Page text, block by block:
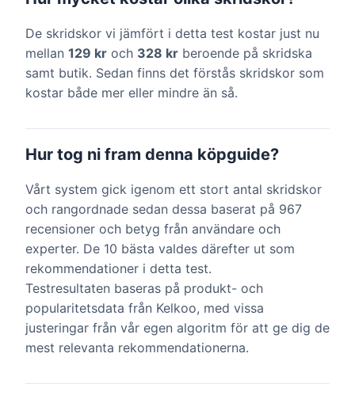
De skridskor vi jämfört i detta test kostar just nu
mellan 129 kr och 328 kr beroende på skridska
samt butik. Sedan finns det förstås skridskor som
kostar både mer eller mindre än så.
Hur tog ni fram denna köpguide?
Vårt system gick igenom ett stort antal skridskor
och rangordnade sedan dessa baserat på 967
recensioner och betyg från användare och
experter. De 10 bästa valdes därefter ut som
rekommendationer i detta test.
Testresultaten baseras på produkt- och
popularitetsdata från Kelkoo, med vissa
justeringar från vår egen algoritm för att ge dig de
mest relevanta rekommendationerna.